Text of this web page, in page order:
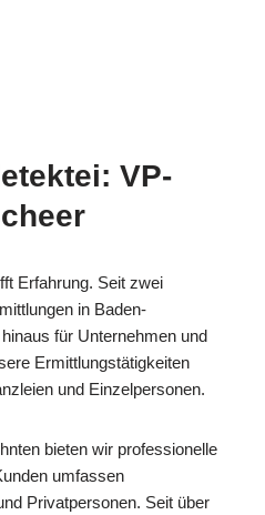
VP-
Erfahrung. Seit zwei
in Baden-
für Unternehmen und
Ermittlungstätigkeiten
und Einzelpersonen.
bieten wir professionelle
umfassen
Privatpersonen. Seit über